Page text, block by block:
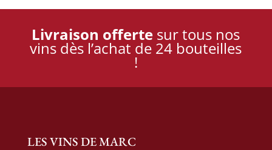
Livraison offerte sur tous nos
vins dès l’achat de 24 bouteilles
!
LES VINS DE MARC